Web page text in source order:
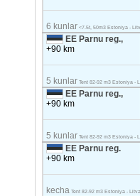
6 kunlar <7.5t, 50m3 Estoniya -
EE Parnu reg.,
+90 km
5 kunlar Tent 82-92 m3 Estoniya -
EE Parnu reg.,
+90 km
5 kunlar Tent 82-92 m3 Estoniya -
EE Parnu reg.
+90 km
kecha Tent 82-92 m3 Estoniya - Litva